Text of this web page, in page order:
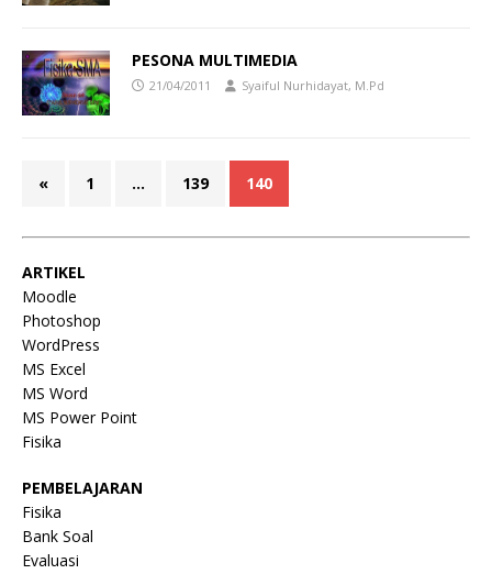
PESONA MULTIMEDIA
21/04/2011 Syaiful Nurhidayat, M.Pd
« 1 … 139 140
ARTIKEL
Moodle
Photoshop
WordPress
MS Excel
MS Word
MS Power Point
Fisika
PEMBELAJARAN
Fisika
Bank Soal
Evaluasi